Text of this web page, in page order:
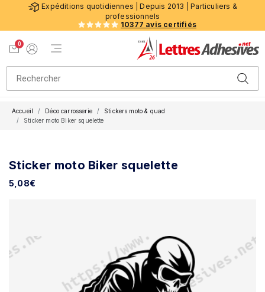
Expéditions quotidiennes | Depuis 2013 | Particuliers &
professionnels
10377 avis certifiés
0
Menu de navigation
Accueil Déco carrosserie
Stickers moto & quad
Sticker moto Biker squelette
Sticker moto Biker squelette
5,08€